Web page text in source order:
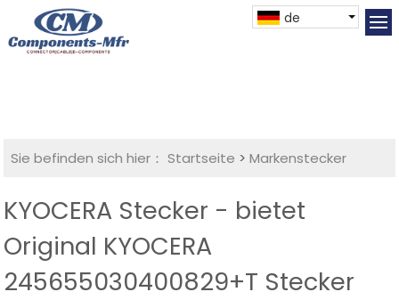
de
Sie befinden sich hier： Startseite >Markenstecker
KYOCERA Stecker - bietet
Original KYOCERA
245655030400829+T Stecker